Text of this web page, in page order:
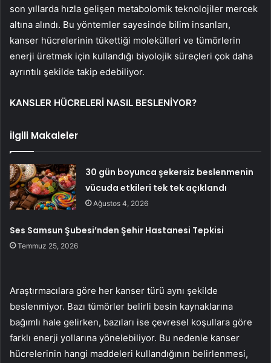
son yıllarda hızla gelişen metabolomik teknolojiler mercek
altına alındı. Bu yöntemler sayesinde bilim insanları,
kanser hücrelerinin tükettiği molekülleri ve tümörlerin
enerji üretmek için kullandığı biyolojik süreçleri çok daha
ayrıntılı şekilde takip edebiliyor.
KANSLER HÜCRELERİ NASIL BESLENİYOR?
İlgili Makaleler
30 gün boyunca şekersiz beslenmenin
vücuda etkileri tek tek açıklandı
Ağustos 4, 2026
Ses Samsun Şubesi’nden Şehir Hastanesi Tepkisi
Temmuz 25, 2026
Araştırmacılara göre her kanser türü aynı şekilde
beslenmiyor. Bazı tümörler belirli besin kaynaklarına
bağımlı hale gelirken, bazıları ise çevresel koşullara göre
farklı enerji yollarına yönelebiliyor. Bu nedenle kanser
hücrelerinin hangi maddeleri kullandığının belirlenmesi,